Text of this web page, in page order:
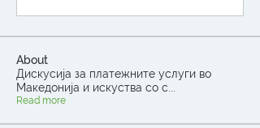
About
Дискусија за платежните услуги во
Македонија и искуства со с...
Read more